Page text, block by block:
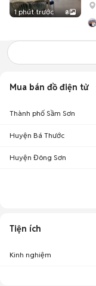
1 phút trước 8
Mua bán đồ điện tử
Thành phố Sầm Sơn
Huyện Bá Thước
Huyện Đông Sơn
Tiện ích
Kinh nghiệm